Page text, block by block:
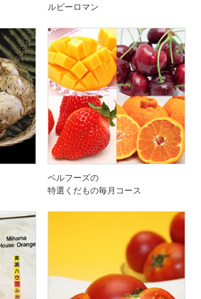
ルビーロマン
ベルフーズの
特選くだもの毎月コース